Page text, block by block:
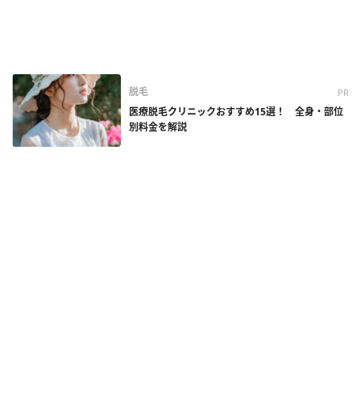
脱毛 PR
医療脱毛クリニックおすすめ15選！ 全身・部位
別料金を解説